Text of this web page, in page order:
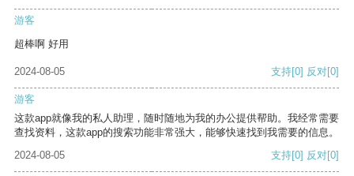
游客
超棒啊 好用
2024-08-05 支持[0] 反对[0]
游客
这款app就像我的私人助理，随时随地为我的办公提供帮助。我经常需要
查找资料，这款app的搜索功能非常强大，能够快速找到我需要的信息。
2024-08-05
支持[0] 反对[0]